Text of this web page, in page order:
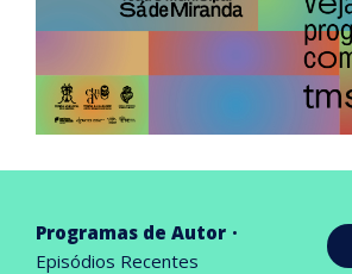
Programas de Autor
Episódios Recentes